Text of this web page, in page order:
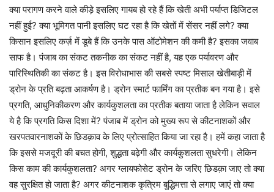
क्या परागण करने वाले कीड़े इसलिए गायब हो रहे हैं कि खेती अभी पर्याप्त डिजिटल
नहीं हुई? क्या भूमिगत पानी इसलिए घट रहा है कि खेतों में सेंसर नहीं लगे? क्या
किसान इसलिए कर्ज़ में डूबे हैं कि उनके पास ऑटोमेशन की कमी है? इसका जवाब
साफ है। पंजाब का संकट तकनीक का संकट नहीं है, यह एक पर्यावरण और
पारिस्थितिकी का संकट है। इस विरोधाभास की सबसे स्पष्ट मिसाल खेतीबाड़ी में
ड्रोन के प्रति बढ़ता आकर्षण है। ड्रोन स्मार्ट फार्मिंग का प्रतीक बन गया है। इसे
प्रगति, आधुनिकीकरण और कार्यकुशलता का प्रतीक बताया जाता है लेकिन सवाल
ये है कि प्रगति किस दिशा में? पंजाब में ड्रोन को मुख्य रूप से कीटनाशकों और
खरपतवारनाशकों के छिडक़ाव के लिए प्रोत्साहित किया जा रहा है। हमें कहा जाता है
कि इससे मजदूरी की बचत होगी, शुद्धता बढ़ेगी और कार्यकुशलता सुधरेगी। लेकिन
किस काम की कार्यकुशलता? अगर ग्लायफोसेट ड्रोन के जरिए छिडक़ा जाए तो क्या
वह सुरक्षित हो जाता है? अगर कीटनाशक कृत्रिम बुद्धिमत्ता से लगाए जाएं तो क्या